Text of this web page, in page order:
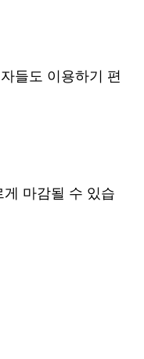
들도 이용하기 편
마감될 수 있습